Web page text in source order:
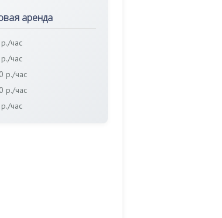
аренда
час
час
р./час
р./час
час